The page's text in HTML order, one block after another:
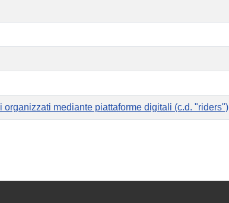
mediante piattaforme digitali (c.d. "riders")